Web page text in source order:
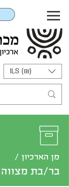
ILS (₪)
מן הארכיון /
בר/בת מצווה